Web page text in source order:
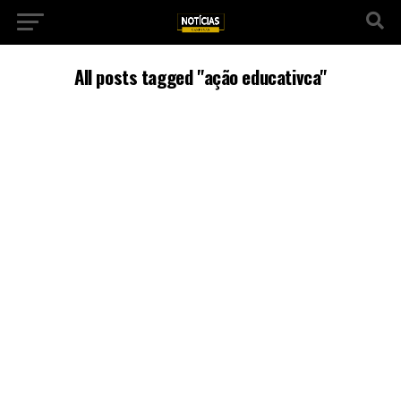
All posts tagged "ação educativca"